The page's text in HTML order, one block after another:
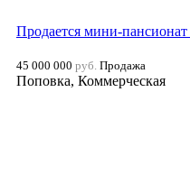
Продается мини-
45 000 000 руб. Продажа
Поповка, Коммерческая